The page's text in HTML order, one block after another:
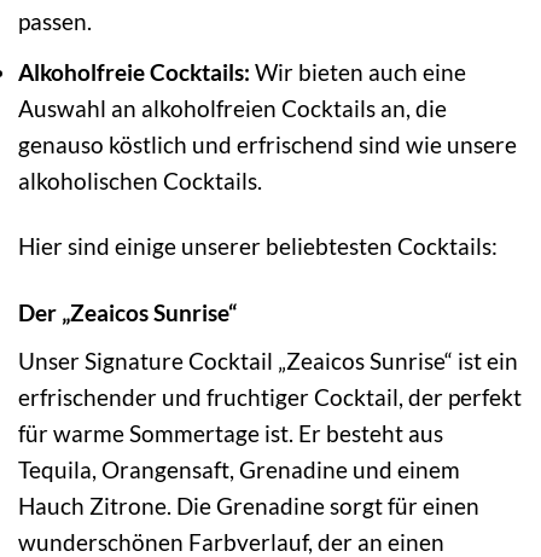
passen.
Alkoholfreie Cocktails: Wir bieten auch eine
Auswahl an alkoholfreien Cocktails an, die
genauso köstlich und erfrischend sind wie unsere
alkoholischen Cocktails.
Hier sind einige unserer beliebtesten Cocktails:
Der „Zeaicos Sunrise“
Unser Signature Cocktail „Zeaicos Sunrise“ ist ein
erfrischender und fruchtiger Cocktail, der perfekt
für warme Sommertage ist. Er besteht aus
Tequila, Orangensaft, Grenadine und einem
Hauch Zitrone. Die Grenadine sorgt für einen
wunderschönen Farbverlauf, der an einen